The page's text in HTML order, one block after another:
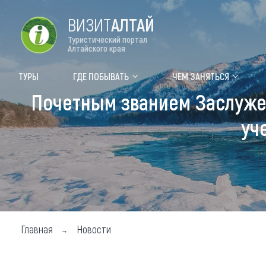
Форум VISIT ALTAI
Туры Где
Топ
ВИЗИТАЛТАЙ
Туристический портал
Алтайского края
ТУРЫ ГДЕ ПОБЫВАТЬ ЧЕМ ЗАНЯТЬСЯ
Почетным званием
Главная Новости